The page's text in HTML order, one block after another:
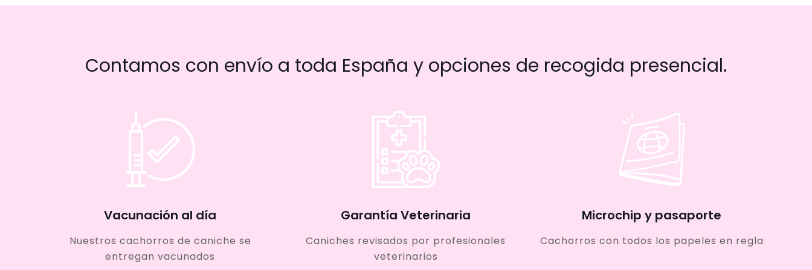
Contamos con envío a toda España y opciones de recogida presencial.
Vacunación al día
Nuestros cachorros de caniche se
entregan vacunados
Garantía Veterinaria
Caniches revisados por profesionales
veterinarios
Microchip y pasaporte
Cachorros con todos los papeles en regla